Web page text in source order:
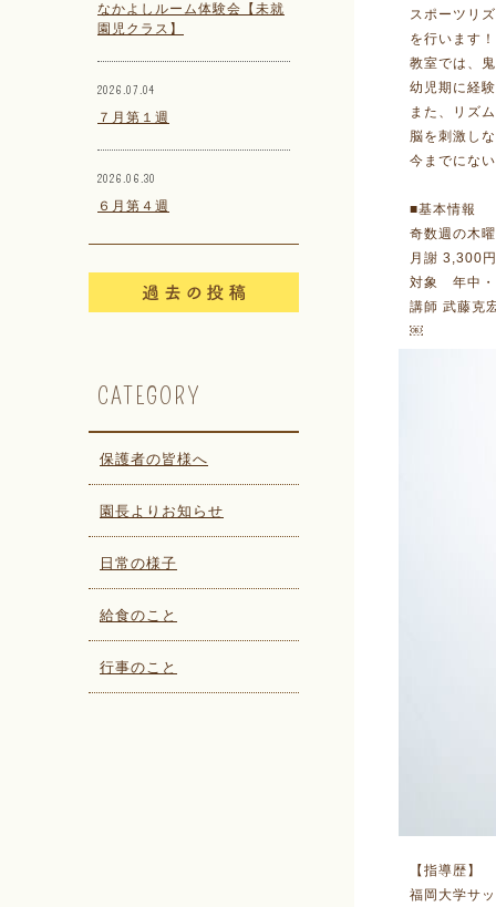
なかよしルーム体験会【未就
園児クラス】
2026.07.04
７月第１週
2026.06.30
６月第４週
CATEGORY
保護者の皆様へ
園長よりお知らせ
日常の様子
給食のこと
行事のこと
スポーツリ
を行います！
教室では、
幼児期に経
また、リズ
脳を刺激し
今までにな
■基本情報
奇数週の木
月謝
対象 年中・
講師 武藤
￼
【指導歴】
福岡大学サ